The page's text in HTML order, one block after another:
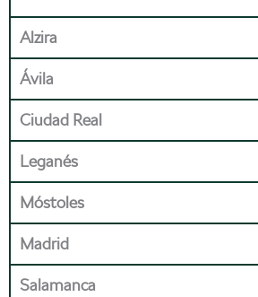
Alzira
Ávila
Ciudad Real
Leganés
Móstoles
Madrid
Salamanca